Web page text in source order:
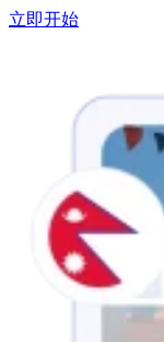
立即开始